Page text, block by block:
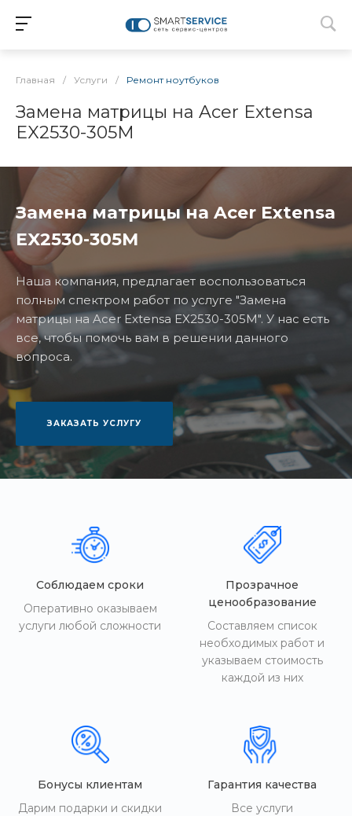
Главная / Услуги / Ремонт ноутбуков
Замена матрицы на Acer Extensa
EX2530-305M
Замена матрицы на Acer Extensa
EX2530-305M
Наша компания, предлагает воспользоваться
полным спектром работ по услуге "Замена
матрицы на Acer Extensa EX2530-305M". У нас есть
все, чтобы помочь вам в решении данного
вопроса.
ЗАКАЗАТЬ УСЛУГУ
Соблюдаем сроки
Оперативно оказываем
услуги любой сложности
Прозрачное
ценообразование
Составляем список
необходимых работ и
указываем стоимость
каждой из них
Бонусы клиентам
Дарим подарки и скидки
Гарантия качества
Все услуги